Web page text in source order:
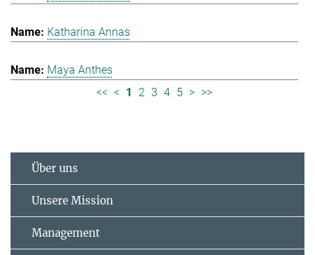
Katharina Annas
Maya Anthes
<< < 1 2 3 4 5 > >>
Über uns
Unsere Mission
Management